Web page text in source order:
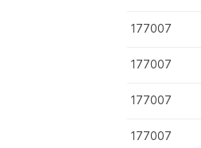
177007
177007
177007
177007